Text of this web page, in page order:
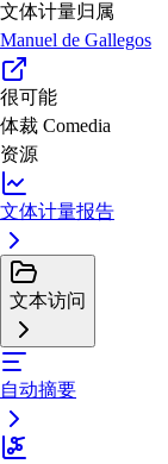
文体计量归属
Manuel de Gallegos
很可能
体裁 Comedia
资源
文体计量报告
文本访问
自动摘要